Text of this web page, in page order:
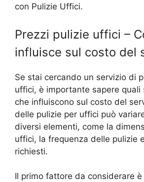
con Pulizie Uffici.
Prezzi pulizie uffici –
influisce sul costo del
Se stai cercando un servizio di
uffici, è importante sapere quali
che influiscono sul costo del
delle pulizie per uffici può
diversi elementi, come la
uffici, la frequenza delle pulizie
richiesti.
Il primo fattore da considerare